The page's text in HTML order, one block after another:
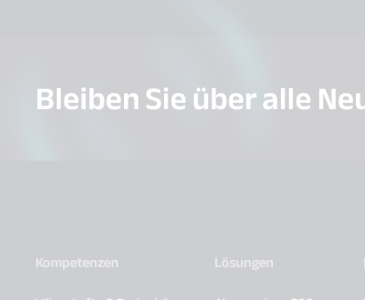
Bleiben Sie über alle
Kompetenzen
Lösungen